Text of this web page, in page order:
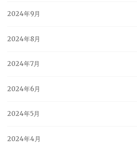
2024年9月
2024年8月
2024年7月
2024年6月
2024年5月
2024年4月